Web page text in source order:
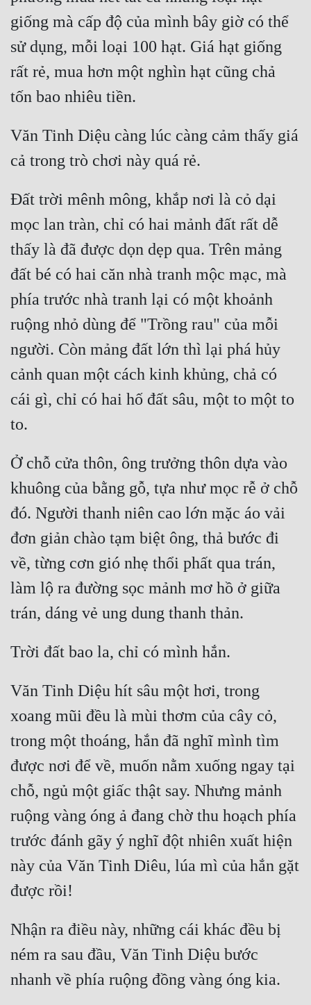
giống mà cấp độ của mình bây giờ có thể
sử dụng, mỗi loại 100 hạt. Giá hạt giống
rất rẻ, mua hơn một nghìn hạt cũng chả
Văn Tinh Diệu càng lúc càng cảm thấy giá
Đất trời mênh mông, khắp nơi là cỏ dại
mọc lan tràn, chỉ có hai mảnh đất rất dễ
thấy là đã được dọn dẹp qua. Trên mảng
đất bé có hai căn nhà tranh mộc mạc, mà
phía trước nhà tranh lại có một khoảnh
ruộng nhỏ dùng để "Trồng rau" của mỗi
người. Còn mảng đất lớn thì lại phá hủy
cảnh quan một cách kinh khủng, chả có
cái gì, chỉ có hai hố đất sâu, một to một to
Ở chỗ cửa thôn, ông trưởng thôn dựa vào
khuông của bằng gỗ, tựa như mọc rễ ở chỗ
đó. Người thanh niên cao lớn mặc áo vải
đơn giản chào tạm biệt ông, thả bước đi
về, từng cơn gió nhẹ thổi phất qua trán,
làm lộ ra đường sọc mảnh mơ hồ ở giữa
Văn Tinh Diệu hít sâu một hơi, trong
xoang mũi đều là mùi thơm của cây cỏ,
trong một thoáng, hắn đã nghĩ mình tìm
được nơi để về, muốn nằm xuống ngay tại
chỗ, ngủ một giấc thật say. Nhưng mảnh
ruộng vàng óng ả đang chờ thu hoạch phía
trước đánh gãy ý nghĩ đột nhiên xuất hiện
này của Văn Tinh Diêu, lúa mì của hắn gặt
Nhận ra điều này, những cái khác đều bị
ném ra sau đầu, Văn Tinh Diệu bước